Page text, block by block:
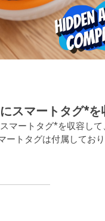
スマートタグ*を
マートタグ*を収容し
ートタグは付属しており